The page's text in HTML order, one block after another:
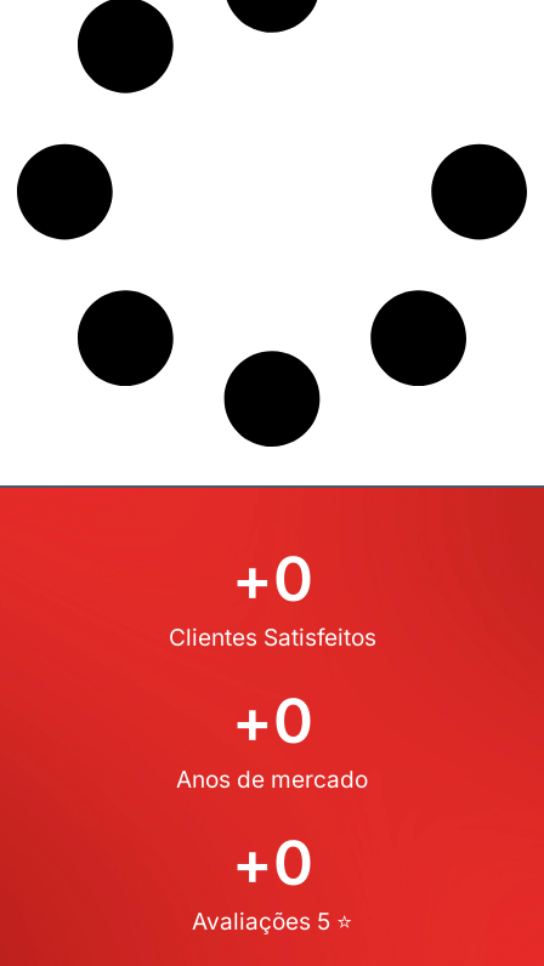
Clientes Satisfeitos
+0
Anos de mercado
+0
Avaliações 5 ⭐
+0